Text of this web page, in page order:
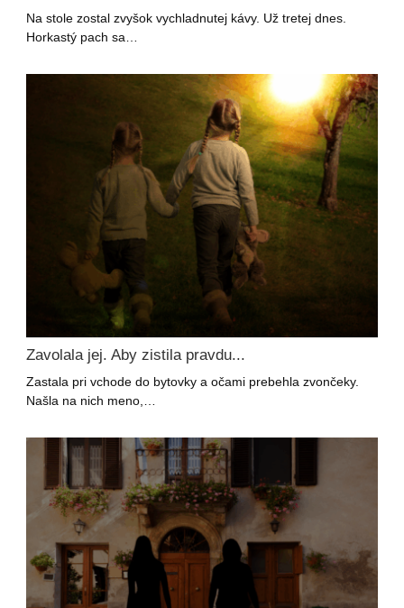
Na stole zostal zvyšok vychladnutej kávy. Už tretej dnes.
Horkastý pach sa…
Zavolala jej. Aby zistila pravdu...
Zastala pri vchode do bytovky a očami prebehla zvončeky.
Našla na nich meno,…